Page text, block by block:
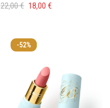
22,00€ 18,00 €
-52%